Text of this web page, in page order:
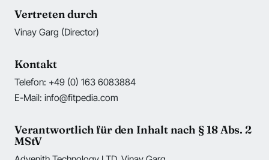
Vertreten durch
Vinay Garg (Director)
Kontakt
Telefon: +49 (0) 163 6083884
E-Mail: info@fitpedia.com
Verantwortlich für den Inhalt nach § 18 Abs. 2
MStV